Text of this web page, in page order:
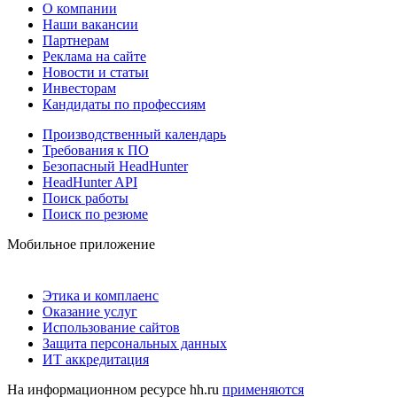
О компании
Наши вакансии
Партнерам
Реклама на сайте
Новости и статьи
Инвесторам
Кандидаты по профессиям
Производственный календарь
Требования к ПО
Безопасный HeadHunter
HeadHunter API
Поиск работы
Поиск по резюме
Мобильное приложение
Этика и комплаенс
Оказание услуг
Использование сайтов
Защита персональных данных
ИТ аккредитация
На информационном ресурсе hh.ru применяются